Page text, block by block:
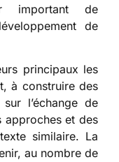
important de
de
principaux les
à construire des
l’échange de
approches et des
similaire. La
au nombre de